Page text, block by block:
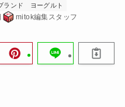
ランド ヨーグルト
mitok編集スタッフ